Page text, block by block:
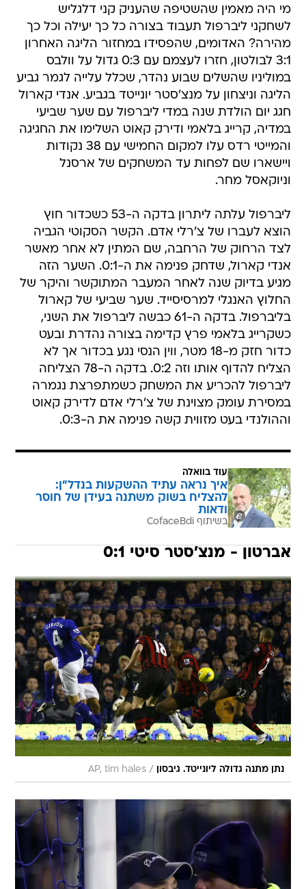
מי היה מאמין שהשטיפה שהעניק קני דלגליש
לשחקני ליברפול תעבוד בצורה כל כך יעילה וכל כך
מהירה? האדומים, שהפסידו במחזור הליגה האחרון
3:1 לבולטון, חזרו לעצמם עם 0:3 גדול על וולבס
במוליניו שהשלים שבוע נהדר, שכלל עלייה לגמר גביע
הליגה וניצחון על מנצ'סטר יונייטד בגביע. אנדי קארול
חגג יום הולדת שנה במדי ליברפול עם שער שביעי
במדיה, קרייג בלאמי ודירק קאוט השלימו את החגיגה
והמייטי רדס עלו למקום החמישי עם 38 נקודות
ויישארו שם לפחות עד המשחקים של ארסנל
וניוקאסל מחר.
ליברפול עלתה ליתרון בדקה ה-53 כשכדור חוץ
הוצא לעברו של צ'רלי אדם. הקשר הסקוטי הגביה
לצד הרחוק של הרחבה, שם המתין לא אחר מאשר
אנדי קארול, שדחק פנימה את ה-0:1. השער הזה
מגיע בדיוק שנה לאחר המעבר המתוקשר והיקר של
החלוץ האנגלי למרסיסייד. שער שביעי של קארול
בליברפול. בדקה ה-61 כבשה ליברפול את השני,
כשקרייג בלאמי פרץ קדימה בצורה נהדרת ובעט
כדור חזק מ-18 מטר, ווין הנסי נגע בכדור אך לא
הצליח להדוף אותו וזה 0:2. בדקה ה-78 הצליחה
ליברפול להכריע את המשחק כשמתפרצת נגמרה
במסירת עומק מצוינת של צ'רלי אדם לדירק קאוט
וההולנדי בעט מזווית קשה פנימה את ה-0:3.
עוד בוואלה
איך נראה עתיד ההשקעות בנדל"ן:
להצליח בשוק משתנה בעידן של חוסר
ודאות
בשיתוף CofaceBdi
אברטון - מנצ'סטר סיטי 0:1
נתן מתנה גדולה ליונייטד. גיבסון /
AP, tim hales